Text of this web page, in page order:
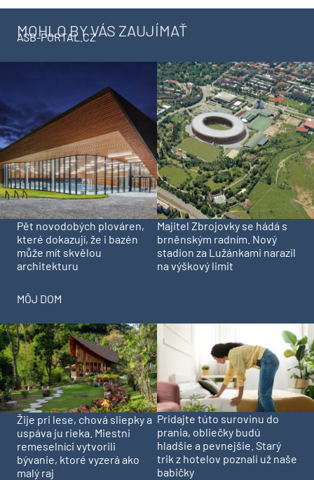
MOHLO BY VÁS ZAUJÍMAŤ
ASB-PORTAL.CZ
Pět novodobých plováren,
které dokazují, že i bazén
může mít skvělou
architekturu
Majitel Zbrojovky se hádá s
brněnským radním. Nový
stadion za Lužánkami narazil
na výškový limit
MÔJ DOM
Žije pri lese, chová sliepky a
uspáva ju rieka. Miestni
remeselníci vytvorili
bývanie, ktoré vyzerá ako
malý raj
Pridajte túto surovinu do
prania, obliečky budú
hladšie a pevnejšie. Starý
trik z hotelov poznali už naše
babičky